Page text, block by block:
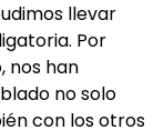
llevar
Por
nos han
no solo
con los otros